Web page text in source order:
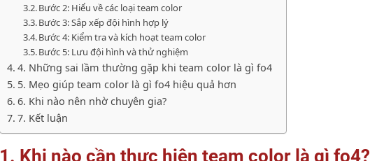
Bước 2: Hiểu về các loại team color
Bước 3: Sắp xếp đội hình hợp lý
Bước 4: Kiểm tra và kích hoạt team color
Bước 5: Lưu đội hình và thử nghiệm
4. Những sai lầm thường gặp khi team color là gì fo4
5. Mẹo giúp team color là gì fo4 hiệu quả hơn
6. Khi nào nên nhờ chuyên gia?
7. Kết luận
1. Khi nào cần thực hiện team color là gì fo4?